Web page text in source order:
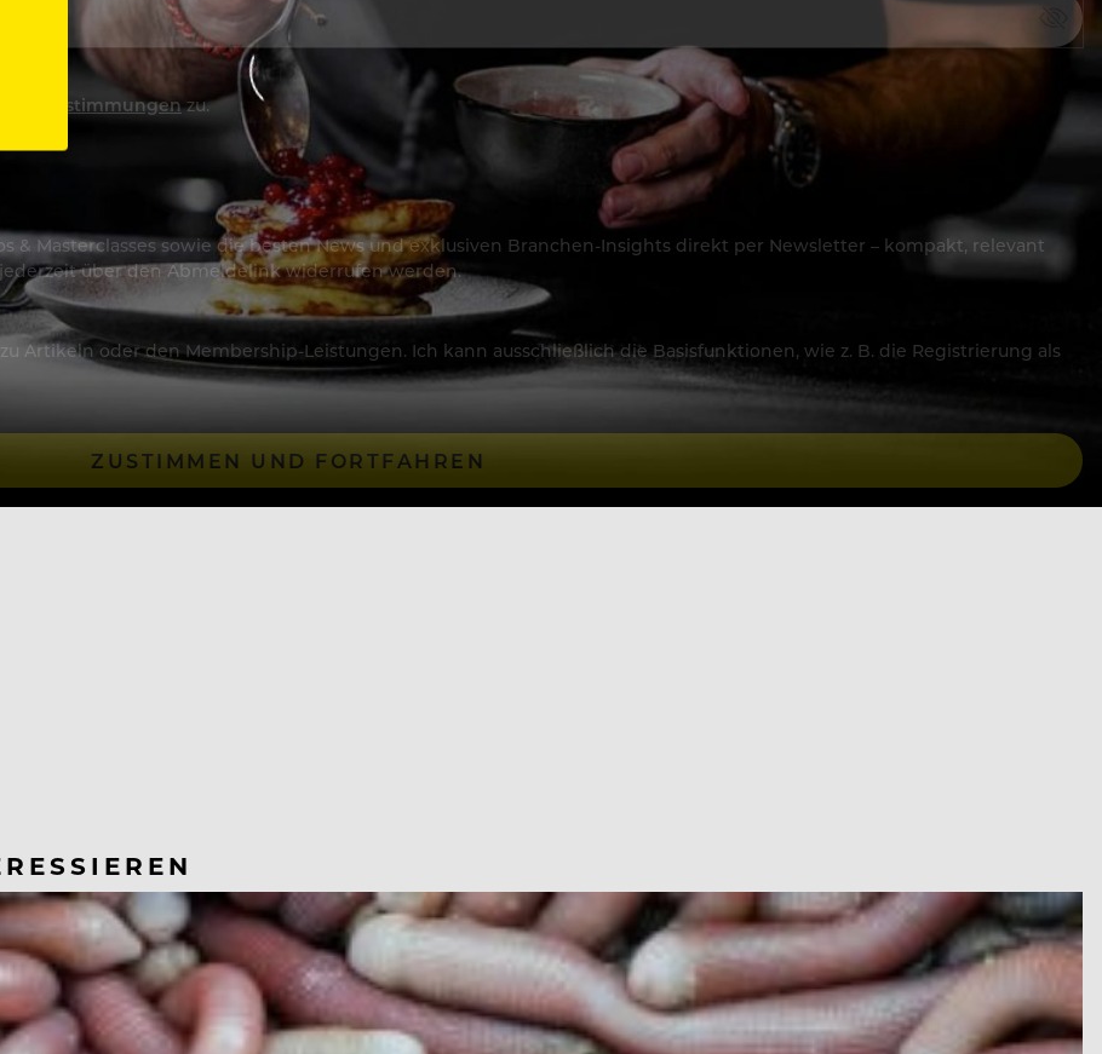
zu.
& Masterclasses sowie die besten News und exklusiven Branchen-Insights direkt per Newsletter – kompakt, relevant
über den Abmeldelink widerrufen werden.
Artikeln oder den Membership-Leistungen. Ich kann ausschließlich die Basisfunktionen, wie z. B. die Registrierung als
ZUSTIMMEN UND FORTFAHREN